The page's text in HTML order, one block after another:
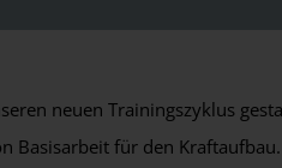
neuen Trainingszyklus
Basisarbeit für den